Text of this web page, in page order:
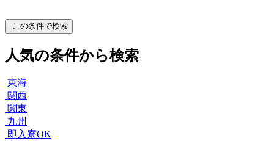
この条件で検索
人気の条件から検索
東海
関西
関東
九州
即入寮OK